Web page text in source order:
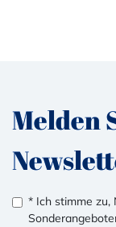
Melden
* Ich stimme